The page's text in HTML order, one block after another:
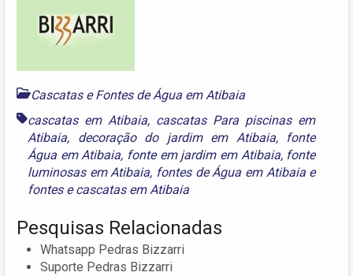
Cascatas e Fontes de Água em Atibaia
cascatas em Atibaia, cascatas Para piscinas em
Atibaia, decoração do jardim em Atibaia, fonte
Água em Atibaia, fonte em jardim em Atibaia, fonte
luminosas em Atibaia, fontes de Água em Atibaiae
fontes e cascatas em Atibaia
Pesquisas Relacionadas
Whatsapp Pedras Bizzarri
Suporte Pedras Bizzarri